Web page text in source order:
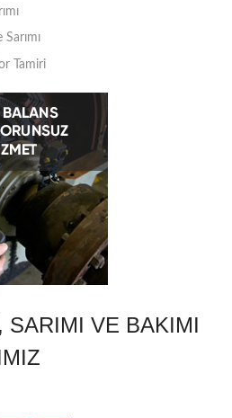
Tamiri
SARIMI VE BAKIMI